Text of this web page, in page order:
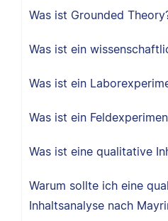
Was ist Grounded
Was ist ein
Was ist ein
Was ist ein
Was ist eine qualitative
Warum sollte ich eine
Inhaltsanalyse nach